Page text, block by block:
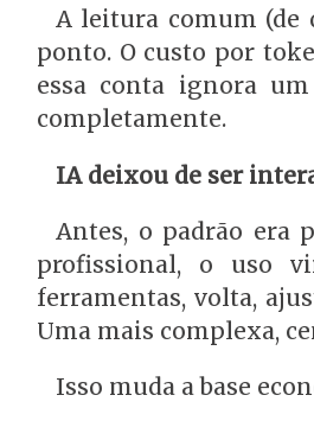
A leitura comum (de
ponto. O custo por
essa conta ignora
completamente.
IA deixou de ser
Antes, o padrão era
profissional, o uso
ferramentas, volta,
Uma mais complexa,
Isso muda a base